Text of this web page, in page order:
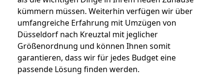
kümmern müssen. Weiterhin verfügen wir über
umfangreiche Erfahrung mit Umzügen von
Düsseldorf nach Kreuztal mit jeglicher
Größenordnung und können Ihnen somit
garantieren, dass wir für jedes Budget eine
passende Lösung finden werden.